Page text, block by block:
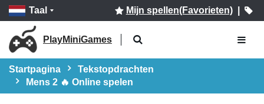
Taal Mijn spellen(Favorieten)|
PlayMiniGames
Startpagina
Tekstopdrachten
Mens 2 🔥 Online spelen